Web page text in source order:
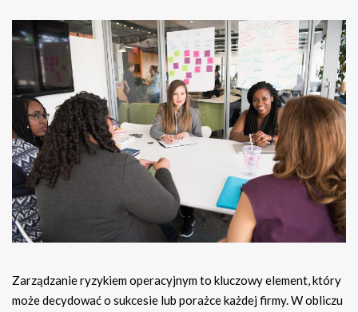
Zarządzanie ryzykiem operacyjnym to kluczowy element, który
może decydować o sukcesie lub porażce każdej firmy. W obliczu